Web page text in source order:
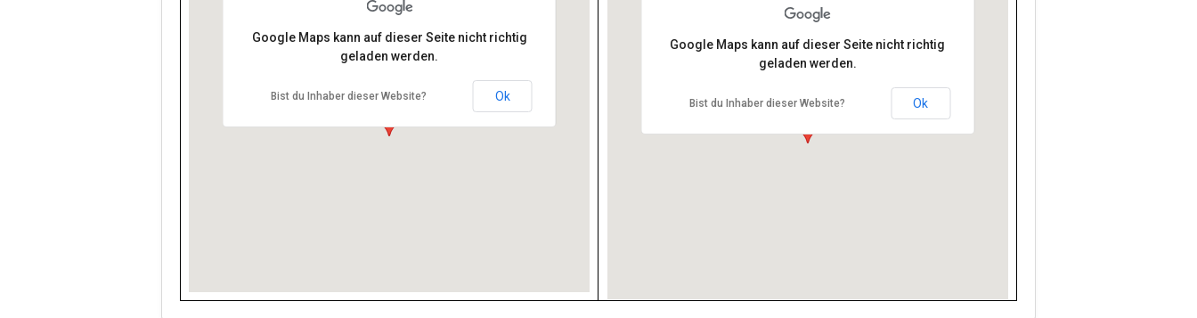
Google Maps kann auf dieser Seite nicht richtig
geladen werden.
Bist du Inhaber dieser Website? Ok
Google Maps kann auf dieser Seite nicht richtig
geladen werden.
Bist du Inhaber dieser Website? Ok